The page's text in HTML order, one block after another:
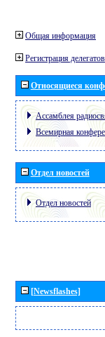
Общая информация
Регистрация делегатов
Относящиеся
Ассамблея
Всемирная
Отдел новостей
Отдел новостей
[Newsflashes]